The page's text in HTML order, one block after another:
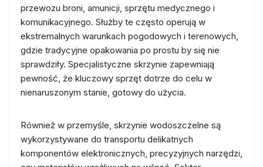
przewozu broni, amunicji, sprzętu medycznego i
komunikacyjnego. Służby te często operują w
ekstremalnych warunkach pogodowych i terenowych,
gdzie tradycyjne opakowania po prostu by się nie
sprawdziły. Specjalistyczne skrzynie zapewniają
pewność, że kluczowy sprzęt dotrze do celu w
nienaruszonym stanie, gotowy do użycia.
Również w przemyśle, skrzynie wodoszczelne są
wykorzystywane do transportu delikatnych
komponentów elektronicznych, precyzyjnych narzędzi,